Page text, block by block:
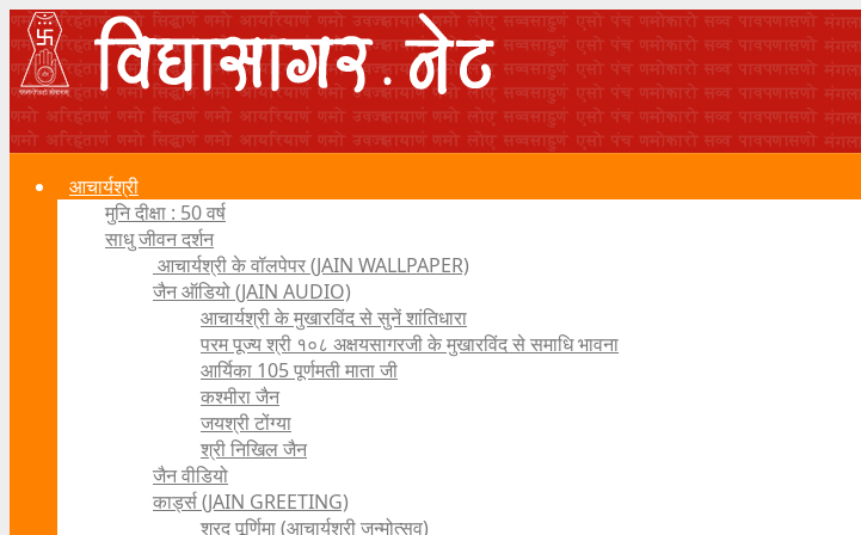
आचार्यश्री
मुनि दीक्षा : 50 वर्ष
साधु जीवन दर्शन
आचार्यश्री के वॉलपेपर (JAIN WALLPAPER)
जैन ऑडियो (JAIN AUDIO)
आचार्यश्री के मुखारविंद से सुनें शांतिधारा
परम पूज्य श्री १०८ अक्षयसागरजी के मुखारविंद से समाधि भावना
आर्यिका 105 पूर्णमती माता जी
कश्मीरा जैन
जयश्री टोंग्या
श्री निखिल जैन
जैन वीडियो
कार्ड्स (JAIN GREETING)
शरद पूर्णिमा (आचार्यश्री जन्मोत्सव)